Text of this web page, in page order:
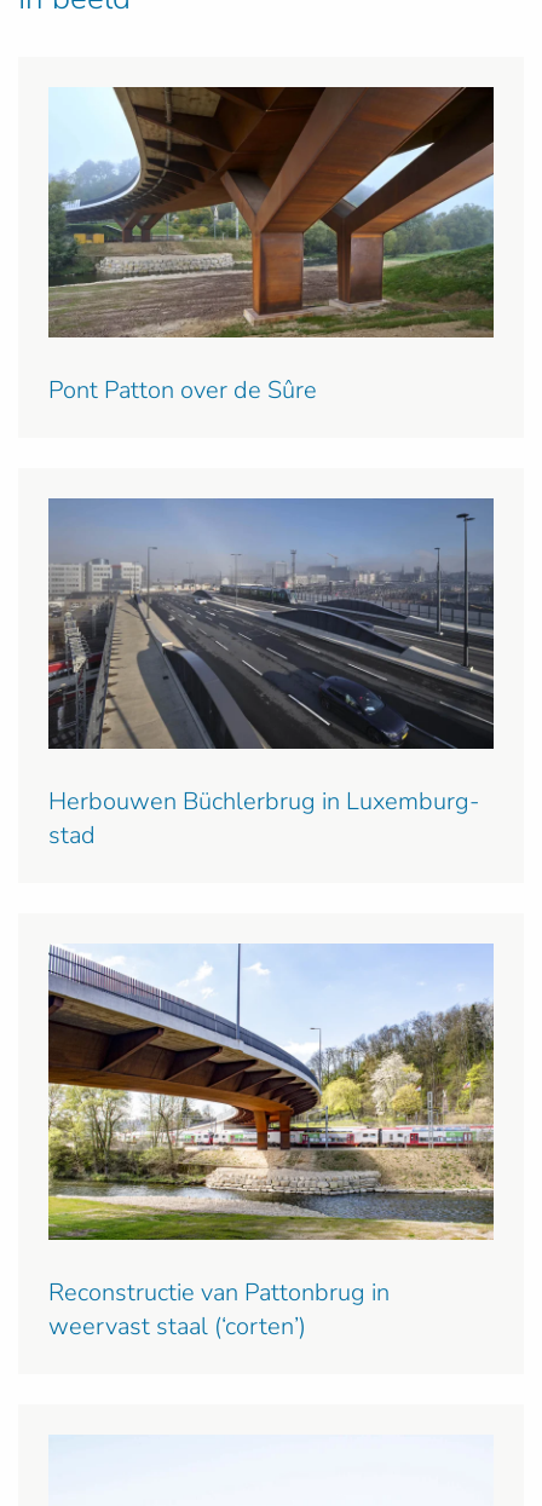
Pont Patton over de Sûre
Herbouwen Büchlerbrug in Luxemburg-
stad
Reconstructie van Pattonbrug in
weervast staal (‘corten’)